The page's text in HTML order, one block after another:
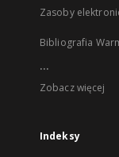
Zasoby
Bibliografia
...
Zobacz więcej
Indeksy